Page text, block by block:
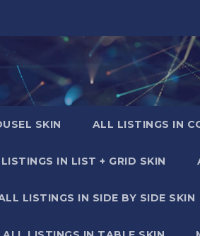
SKIN ALL LISTINGS IN
IN LIST + GRID SKIN
LISTINGS IN SIDE BY SIDE SKIN